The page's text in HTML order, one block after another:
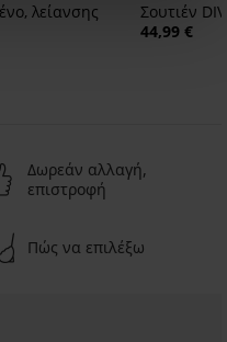
λείανσης
Σουτιέν
44,99 €
Δωρεάν αλλαγή,
επιστροφή
Πώς να επιλέξω